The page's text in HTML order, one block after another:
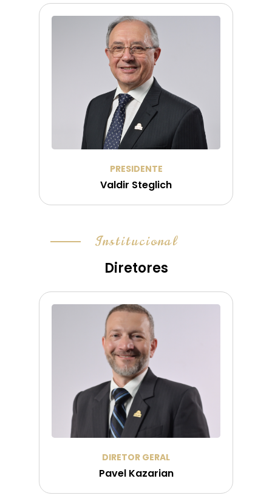
PRESIDENTE
Valdir Steglich
Institucional
Diretores
DIRETOR GERAL
Pavel Kazarian